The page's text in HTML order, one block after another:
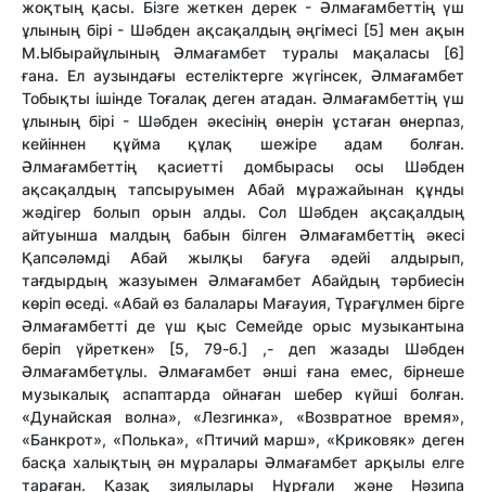
жоқтың қасы. Бізге жеткен дерек - Әлмағамбеттің үш
ұлының бірі - Шәбден ақсақалдың әңгімесі [5] мен ақын
М.Ыбырайұлының Әлмағамбет туралы мақаласы [6]
ғана. Ел аузындағы естеліктерге жүгінсек, Әлмағамбет
Тобықты ішінде Тоғалақ деген атадан. Әлмағамбеттің үш
ұлының бірі - Шәбден әкесінің өнерін ұстаған өнерпаз,
кейіннен құйма құлақ шежіре адам болған.
Әлмағамбеттің қасиетті домбырасы осы Шәбден
ақсақалдың тапсыруымен Абай мұражайынан құнды
жәдігер болып орын алды. Сол Шәбден ақсақалдың
айтуынша малдың бабын білген Әлмағамбеттің әкесі
Қапсәләмді Абай жылқы бағуға әдейі алдырып,
тағдырдың жазуымен Әлмағамбет Абайдың тәрбиесін
көріп өседі. «Абай өз балалары Мағауия, Тұрағұлмен бірге
Әлмағамбетті де үш қыс Семейде орыс музыкантына
беріп үйреткен» [5, 79-б.] ,- деп жазады Шәбден
Әлмағамбетұлы. Әлмағамбет әнші ғана емес, бірнеше
музыкалық аспаптарда ойнаған шебер күйші болған.
«Дунайская волна», «Лезгинка», «Возвратное время»,
«Банкрот», «Полька», «Птичий марш», «Криковяк» деген
басқа халықтың ән мұралары Әлмағамбет арқылы елге
тараған. Қазақ зиялылары Нұрғали және Нәзипа